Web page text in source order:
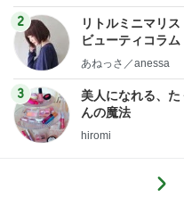
2
リトルミニマリス
ビューティコラ
little
uty colum
あねっさ／anessa
3
美人になれる、た
んの魔法
hiromi